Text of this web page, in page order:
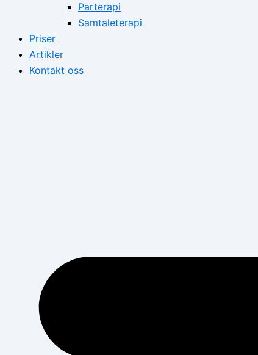
Parterapi
Samtaleterapi
Priser
Artikler
Kontakt oss